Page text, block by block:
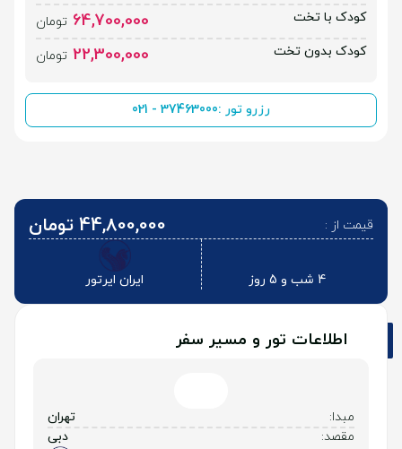
کودک با تخت
64,700,000 تومان
کودک بدون تخت
22,300,000 تومان
رزرو تور :021 - 37463000
قیمت از : 44,800,000 تومان
4 شب و 5 روز ایران ایرتور
اطلاعات تور و مسیر سفر
مبدا:
تهران
مقصد:
دبی